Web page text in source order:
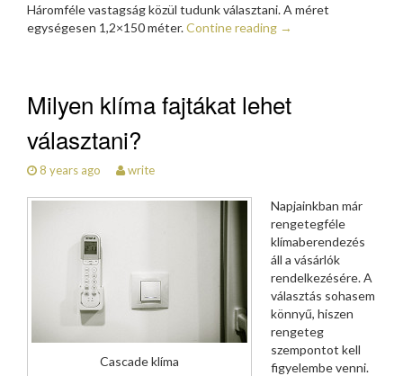
Háromféle vastagság közül tudunk választani. A méret
egységesen 1,2×150 méter.Contine reading →
Milyen klíma fajtákat lehet
választani?
8 years ago write
Cascade klíma
Napjainkban már
rengetegféle
klímaberendezés
áll a vásárlók
rendelkezésére. A
választás sohasem
könnyű, hiszen
rengeteg
szempontot kell
figyelembe venni.